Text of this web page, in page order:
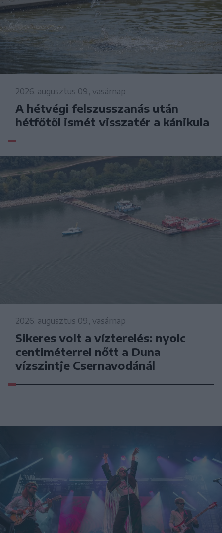
2026. augusztus 09., vasárnap
A hétvégi felszusszanás után
hétfőtől ismét visszatér a kánikula
2026. augusztus 09., vasárnap
Sikeres volt a vízterelés: nyolc
centiméterrel nőtt a Duna
vízszintje Csernavodánál